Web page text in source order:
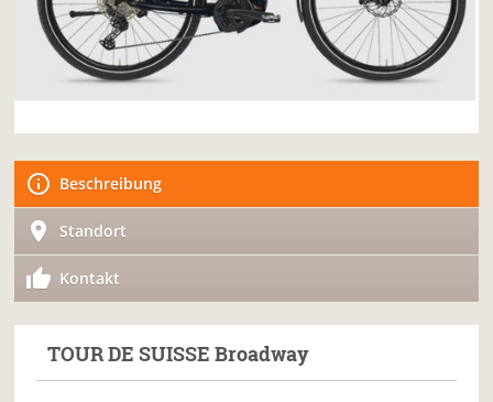
Beschreibung
Standort
Kontakt
TOUR DE SUISSE Broadway